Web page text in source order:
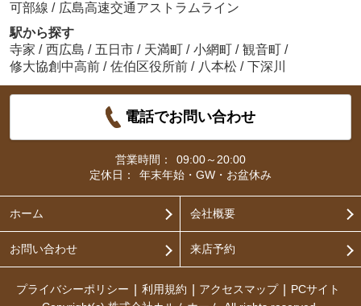
可部線 / 広島高速交通アストラムライン
駅から探す
寺家 / 西広島 / 五日市 / 天満町 / 小網町 / 観音町 /
修大協創中高前 / 佐伯区役所前 / 八本松 / 下深川
電話でお問い合わせ
営業時間：
09:00～20:00
定休日：
年末年始・GW・お盆休み
ホーム 会社概要
お問い合わせ 来店予約
プライバシーポリシー 利用規約 アクセスマップ
PCサイト